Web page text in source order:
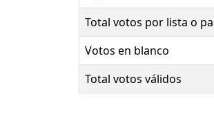
Total votos por lista o
Votos en blanco
Total votos válidos